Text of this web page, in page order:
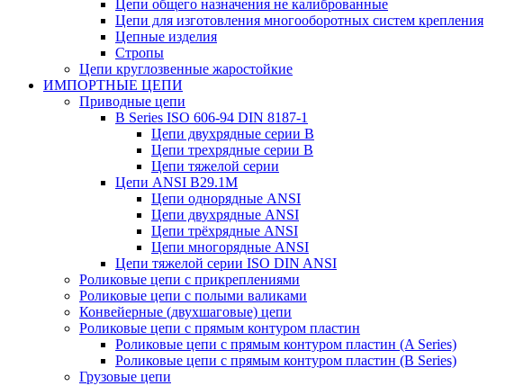
Цепи общего назначения не калиброванные
Цепи для изготовления многооборотных систем крепления
Цепные изделия
Стропы
Цепи круглозвенные жаростойкие
ИМПОРТНЫЕ ЦЕПИ
Приводные цепи
B Series ISO 606-94 DIN 8187-1
Цепи двухрядные серии В
Цепи трехрядные серии B
Цепи тяжелой серии
Цепи ANSI B29.1M
Цепи однорядные ANSI
Цепи двухрядные ANSI
Цепи трёхрядные ANSI
Цепи многорядные ANSI
Цепи тяжелой серии ISO DIN ANSI
Роликовые цепи с прикреплениями
Роликовые цепи с полыми валиками
Конвейерные (двухшаговые) цепи
Роликовые цепи с прямым контуром пластин
Роликовые цепи с прямым контуром пластин (A Series)
Роликовые цепи с прямым контуром пластин (B Series)
Грузовые цепи